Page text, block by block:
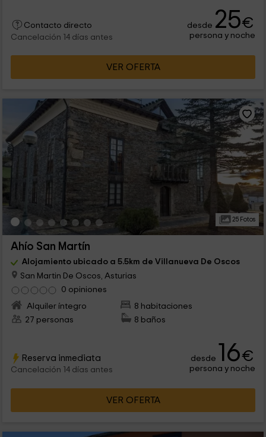
Contacto directo
Cancelación 14 días antes
desde 25€
persona y noche
VER OFERTA
25 Fotos
Ahío San Martín
Alojamiento ubicado a 5.5km de Villanueva De Oscos
San Martin De Oscos, Asturias
0 opiniones
Alquiler íntegro
8 habitaciones
27 personas
8 baños
Reserva inmediata
Cancelación 14 días antes
desde 16€
persona y noche
VER OFERTA